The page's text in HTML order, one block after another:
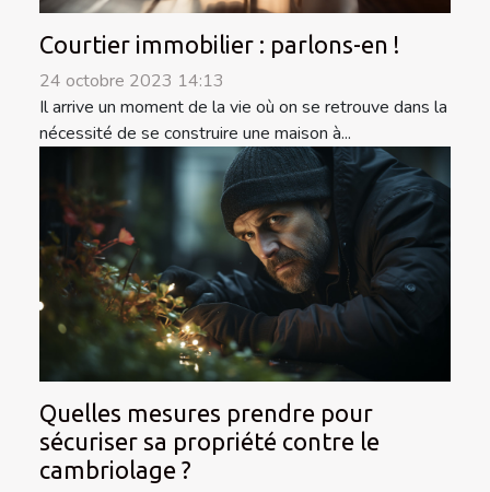
Courtier immobilier : parlons-en !
24 octobre 2023 14:13
Il arrive un moment de la vie où on se retrouve dans la
nécessité de se construire une maison à...
Quelles mesures prendre pour
sécuriser sa propriété contre le
cambriolage ?